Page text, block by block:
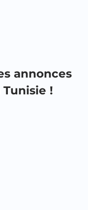
annonces
!